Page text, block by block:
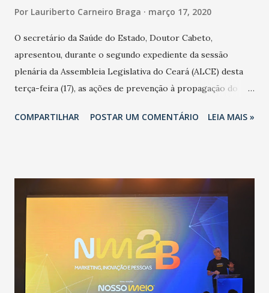
Por Lauriberto Carneiro Braga março 17, 2020
O secretário da Saúde do Estado, Doutor Cabeto,
apresentou, durante o segundo expediente da sessão
plenária da Assembleia Legislativa do Ceará (ALCE) desta
terça-feira (17), as ações de prevenção à propagação do
adotadas pelo Governo do Estado na contenção da
população suspeita e de cuidados com os ambientes
públicos e domiciliares. “Nós não estamos vivendo uma
epidemia comum, como temos em todos os anos, com
aumento de casos de dengue, influenza ou H1N1. Trata-se
de uma epidemia com um vírus diferente, com um poder de
contaminação maior que outros coronavírus”, apontou o
secretário. Segundo ele, é uma epidemia com chance de
COMPARTILHAR POSTAR UM COMENTÁRIO LEIA MAIS »